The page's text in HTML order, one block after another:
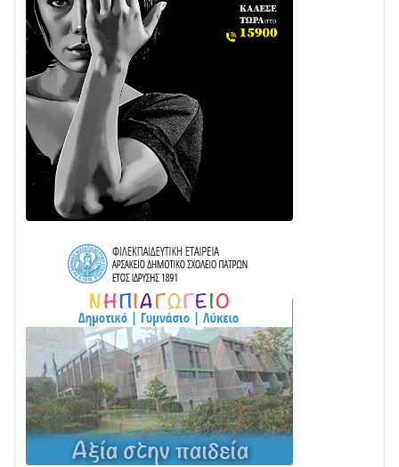
Διαβάστε την «Ναυπακτία» που κυκλοφορεί
31/07 • 08:16
Δωρίδα για Όλους: «Καμία εκχώρηση των νερών
στην ΕΥΔΑΠ»
28/07 • 21:46
Διαβάστε την «Ναυπακτία» που κυκλοφορεί
24/07 • 11:31
Γιορτή της Τράτας 2026 | Ερατεινή Δωρίδας:
Παράδοση, Χορός & Γλέντι!
ΤΟ ΠΑΡΤΥ ΣΥΝΕΧΙΖΕΤΑΙ…
05/08 • 08:41
Στο σκοτάδι μεγάλο μέρος στο Λυγιά Ναυπάκτου
04/08 • 19:47
Σε τροχιά υλοποίησης η Παράκαμψη του Κέντρου
της Ναυπάκτου
04/08 • 12:08
Σε φουλ ρυθμούς το τμήμα Βόνιτσα – Άγιος Νικόλαος
| Αυτοψία Καββαδά